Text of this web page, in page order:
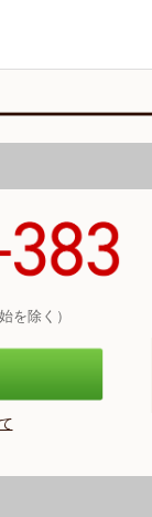
を除く）